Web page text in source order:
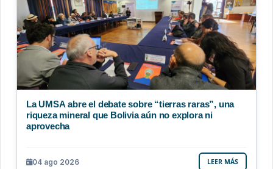
La UMSA abre el debate sobre “tierras raras”, una
riqueza mineral que Bolivia aún no explora ni
aprovecha
04 ago 2026 LEER MÁS